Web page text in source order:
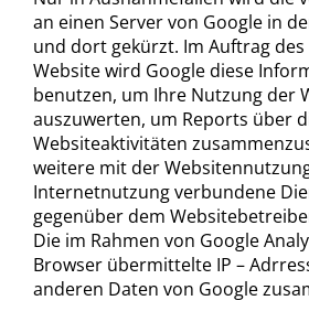
an einen Server von Google in
und dort gekürzt. Im Auftrag
Website wird Google diese
benutzen, um Ihre Nutzung der
auszuwerten, um Reports über
Websiteaktivitäten
weitere mit der
Internetnutzung verbundene
gegenüber dem
Die im Rahmen von Google
Browser übermittelte IP –
anderen Daten von Google